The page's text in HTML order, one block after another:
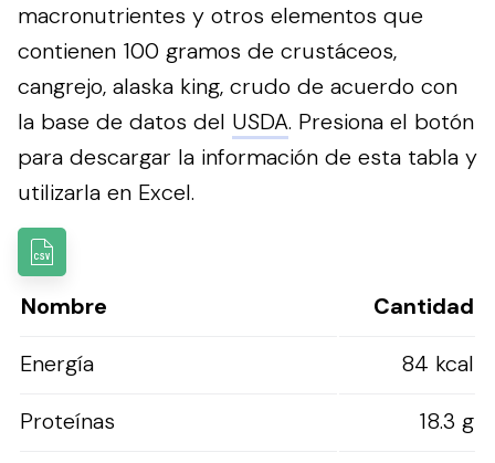
macronutrientes y otros elementos que
contienen 100 gramos de crustáceos,
cangrejo, alaska king, crudo de acuerdo con
la base de datos del USDA. Presiona el botón
para descargar la información de esta tabla y
utilizarla en Excel.
Nombre
Cantidad
Energía
84 kcal
Proteínas
18.3 g